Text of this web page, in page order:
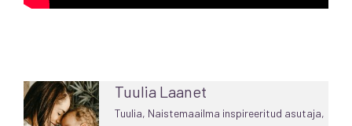
Tuulia Laanet
Tuulia, Naistemaailma inspireeritud asutaja,